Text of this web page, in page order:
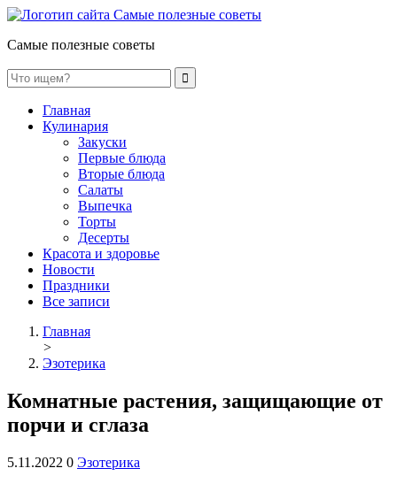
Самые полезные советы
Главная
Кулинария
Закуски
Первые блюда
Вторые блюда
Салаты
Выпечка
Торты
Десерты
Красота и здоровье
Новости
Праздники
Все записи
Главная
>
Эзотерика
Комнатные растения, защищающие от
порчи и сглаза
5.11.2022 0 Эзотерика